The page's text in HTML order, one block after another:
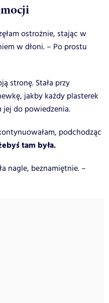
ostrożnie, stając w
w dłoni. – Po prostu
stronę. Stała przy
jakby każdy plasterek
jej do powiedzenia.
podchodząc
tam była.
nagle, beznamiętnie. –